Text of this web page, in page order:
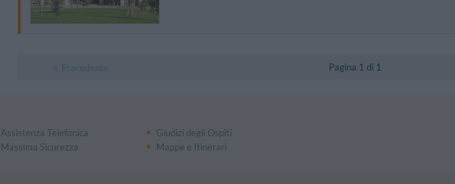
Pagina 1 di 1
Assistenza Telefonica
Giudizi degli Ospiti
Massima Sicurezza Mappe e Itinerari